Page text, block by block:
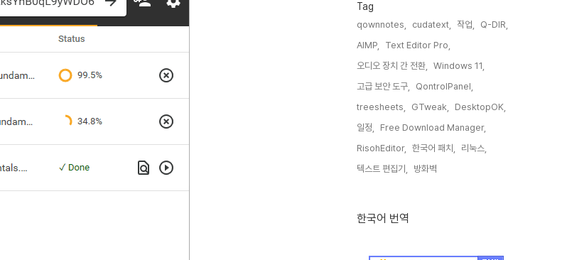
Tag
qownnotes, cudatext, 작업,
Q-DIR,
AIMP,
Text Editor Pro,
오디오 장치 간 전환,
Windows 11,
고급 보안 도구,
QontrolPanel,
treesheets,
GTweak,
DesktopOK,
일정,
Free Download Manager,
RisohEditor,
한국어 패치,
리눅스,
텍스트 편집기,
방화벽,
한국어 번역